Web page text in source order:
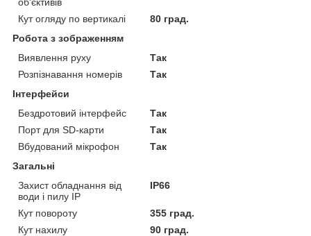
Кут огляду по вертикалі
80 град.
Робота з зображенням
Виявлення руху
Так
Розпізнавання номерів
Так
Інтерфейси
Бездротовий інтерфейс
Так
Порт для SD-карти
Так
Вбудований мікрофон
Так
Загальні
Захист обладнання від
води і пилу IP
IP66
Кут повороту
355 град.
Кут нахилу
90 град.